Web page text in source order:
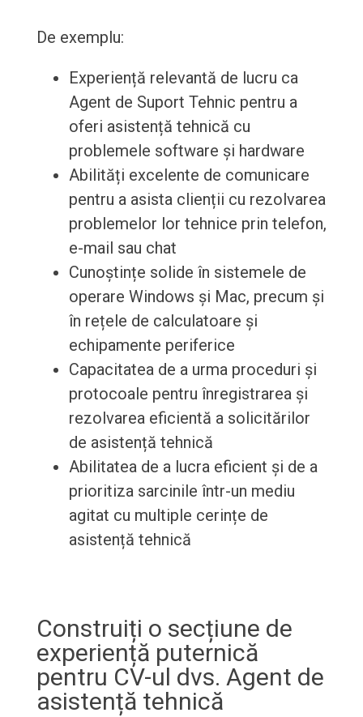
De exemplu:
Experiență relevantă de lucru ca
Agent de Suport Tehnic pentru a
oferi asistență tehnică cu
problemele software și hardware
Abilități excelente de comunicare
pentru a asista clienții cu rezolvarea
problemelor lor tehnice prin telefon,
e-mail sau chat
Cunoștințe solide în sistemele de
operare Windows și Mac, precum și
în rețele de calculatoare și
echipamente periferice
Capacitatea de a urma proceduri și
protocoale pentru înregistrarea și
rezolvarea eficientă a solicitărilor
de asistență tehnică
Abilitatea de a lucra eficient și de a
prioritiza sarcinile într-un mediu
agitat cu multiple cerințe de
asistență tehnică
Construiți o secțiune de
experiență puternică
pentru CV-ul dvs. Agent de
asistență tehnică